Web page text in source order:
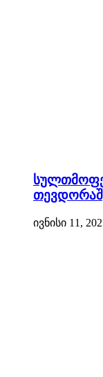
ივნისი 11,